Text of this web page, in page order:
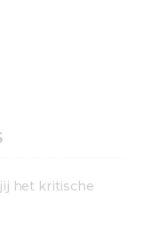
het kritische